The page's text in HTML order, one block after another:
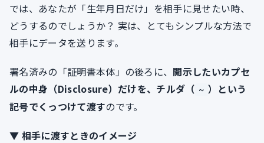
では、あなたが「生年月日だけ」を相手に見せたい時、
どうするのでしょうか？ 実は、とてもシンプルな方法で
相手にデータを送ります。
署名済みの「証明書本体」の後ろに、 開示したいカプセ
ルの中身（Disclosure）だけを、チルダ（ ~ ）という
記号でくっつけて渡すのです。
▼ 相手に渡すときのイメージ